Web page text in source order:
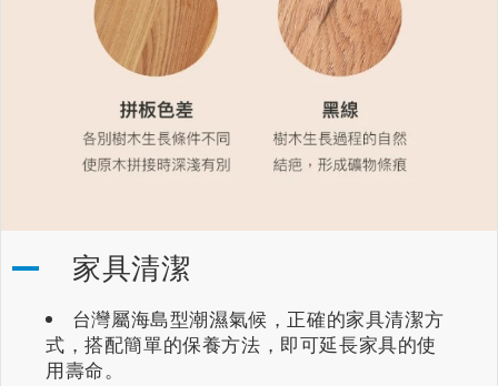
家具清潔
台灣屬海島型潮濕氣候，正確的家具清潔方
式，搭配簡單的保養方法，即可延長家具的使
用壽命。